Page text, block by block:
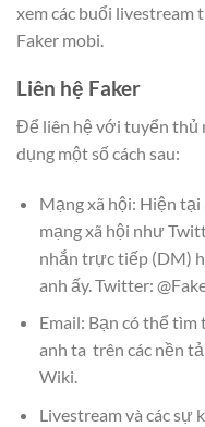
xem các buổi livestream
Faker mobi.
Liên hệ Faker
Để liên hệ với tuyển thủ
dụng một số cách sau:
Mạng xã hội: Hiện
mạng xã hội như
nhắn trực tiếp (DM)
anh ấy. Twitter:
Email: Bạn có thể tìm
anh ta trên các nền
Wiki.
Livestream và các sự